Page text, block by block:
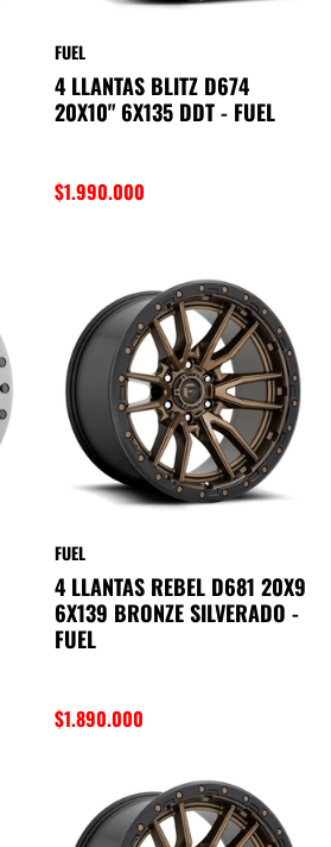
Hunter
Alaskan
FUEL
4 LLANTAS BLITZ D674
20X10" 6X135 DDT - FUEL
$1.990.000
FUEL
4 LLANTAS REBEL D681 20X9
6X139 BRONZE SILVERADO -
FUEL
$1.890.000